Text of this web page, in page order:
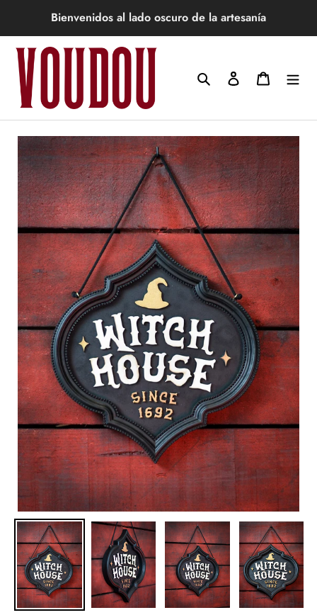
directamente
al
contenido
Bienvenidos al lado oscuro de la artesanía
Buscar Ingresar Carrito